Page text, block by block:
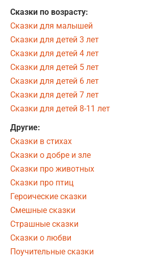
Сказки по возрасту:
Сказки для малышей
Сказки для детей 3 лет
Сказки для детей 4 лет
Сказки для детей 5 лет
Сказки для детей 6 лет
Сказки для детей 7 лет
Сказки для детей 8-11 лет
Другие:
Сказки в стихах
Сказки о добре и зле
Сказки про животных
Сказки про птиц
Героические сказки
Смешные сказки
Страшные сказки
Сказки о любви
Поучительные сказки